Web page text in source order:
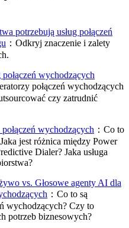
potrzebują usług połączeń
：Odkryj znaczenie i zalety
wychodzących
połączeń wychodzących
czy zatrudnić
wychodzących ：Co to
jest różnica między Power
Dialer? Jaka usługa
vs. Głosowe agenty AI dla
：Co to są
wychodzących? Czy to
potrzeb biznesowych?